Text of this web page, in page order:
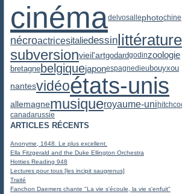
cinémadelvosallephotochine
nécroactricesitaliedessin littérature
subversionvieil'artgodardgodinzoologie
bretagne belgiquejaponespagnedieu bouyxou
nantesvidéoétats-unis
allemagnemusiqueroyaume-uni
canadarussie
ARTICLES RÉCENTS
Anonyme, 1648. Le plus excellent.
Ella Fitzgerald and the Duke Ellington Orchestra
Hotties Reading 948
Lectures pour tous [les incipit saugrenus]
Traité
Fanchon Daemers chante "La vie s'écoule, la vie s'enfuit"